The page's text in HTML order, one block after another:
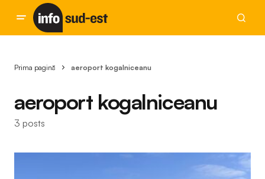
Prima pagină aeroport kogalniceanu
aeroport kogalniceanu
3 posts